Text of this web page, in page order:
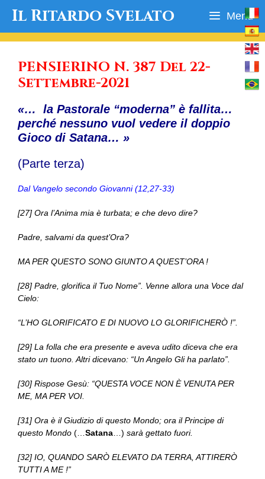
Il Ritardo Svelato Menu
PENSIERINO N. 387 Del 22-
Settembre-2021
«… la Pastorale “moderna” è fallita…
perché nessuno vuol vedere il doppio
Gioco di Satana… »
(Parte terza)
Dal Vangelo secondo Giovanni (12,27-33)
[27] Ora l’Anima mia è turbata; e che devo dire?
Padre, salvami da quest’Ora?
MA PER QUESTO SONO GIUNTO A QUEST’ORA !
[28] Padre, glorifica il Tuo Nome”. Venne allora una Voce dal
Cielo:
“L’HO GLORIFICATO E DI NUOVO LO GLORIFICHERÒ !”.
[29] La folla che era presente e aveva udito diceva che era
stato un tuono. Altri dicevano: “Un Angelo Gli ha parlato”.
[30] Rispose Gesù: “QUESTA VOCE NON È VENUTA PER
ME, MA PER VOI.
[31] Ora è il Giudizio di questo Mondo; ora il Principe di
questo Mondo (… Satana …) sarà gettato fuori.
[32] IO, QUANDO SARÒ ELEVATO DA TERRA, ATTIRERÒ
TUTTI A ME !”